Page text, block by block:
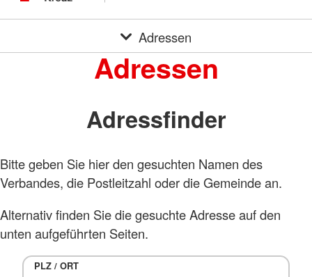
Adressen
Adressen
Adressfinder
Bitte geben Sie hier den gesuchten Namen des
Verbandes, die Postleitzahl oder die Gemeinde an.
Alternativ finden Sie die gesuchte Adresse auf den
unten aufgeführten Seiten.
PLZ / ORT